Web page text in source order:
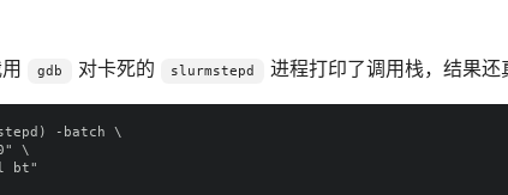
gdb 对卡死的 slurmstepd 进程打印了调用栈，结果还
-batch \
\
bt"